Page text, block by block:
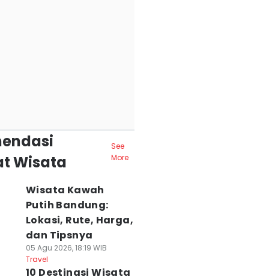
Wisata
See
More
Wisata Kawah
Putih Bandung:
Lokasi, Rute, Harga,
dan Tipsnya
05 Agu 2026, 18:19 WIB
Travel
10 Destinasi Wisata